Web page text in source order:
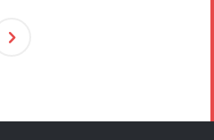
Ующ